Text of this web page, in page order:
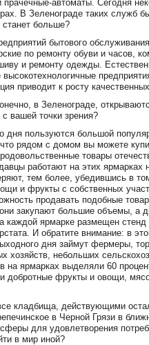
автоматы. Сегодня
В Зеленограде таких служб
станет больше?
бытового
по ремонту обуви и часов,
и ремонту одежды.
приводит к росту
в Зеленограде,
вашей точки зрения?
дня пользуются большой
рядом с домом вы можете
товары
работают на этих ярмарках
тем более, убедившись в
и фрукты с собственных
продавать подобные
закупают большие объемы, а
ярмарке размещен стенд
И обратите внимание: в
дня займут фермеры,
хозяйств, небольших
ярмарках выделяли 60
добротные фрукты и овощи,
кладбища, действующими
в Черной Грязи в
для удовлетворения
в мир иной?